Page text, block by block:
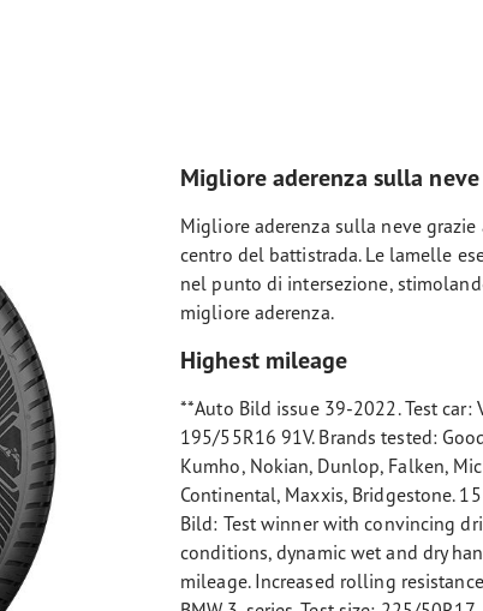
Migliore aderenza sulla neve
Migliore aderenza sulla neve
centro del battistrada. Le lamelle
nel punto di intersezione,
migliore aderenza.
Highest mileage
**Auto Bild issue 39-2022. Test car:
195/55R16 91V. Brands tested:
Kumho, Nokian, Dunlop, Falken,
Continental, Maxxis, Bridgestone.
Bild: Test winner with convincing
conditions, dynamic wet and dry
mileage. Increased rolling